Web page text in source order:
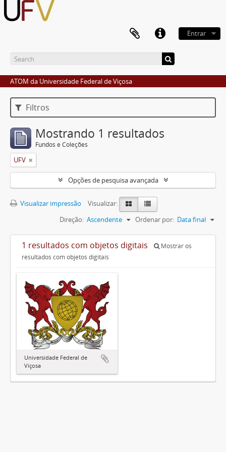
Entrar
ATOM da Universidade Federal de Viçosa
Filtros
Mostrando 1 resultados
Fundos e Coleções
UFV
Opções de pesquisa avançada
Visualizar impressão
Visualizar:
Ordenar por: Data final
Direção: Ascendente
1 resultados com objetos digitais
Mostrar os
resultados com objetos digitais
Universidade Federal de
Viçosa